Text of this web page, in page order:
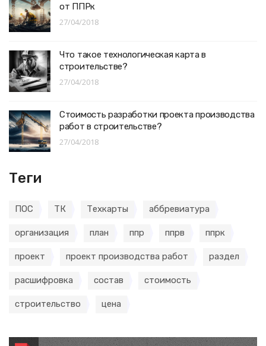
от ППРк
27/04/2018
Что такое технологическая карта в
строительстве?
27/04/2018
Стоимость разработки проекта производства
работ в строительстве?
27/04/2018
Теги
ПОС ТК Техкарты аббревиатура
организация план ппр ппрв ппрк
проект проект производства работ раздел
расшифровка состав стоимость
строительство цена